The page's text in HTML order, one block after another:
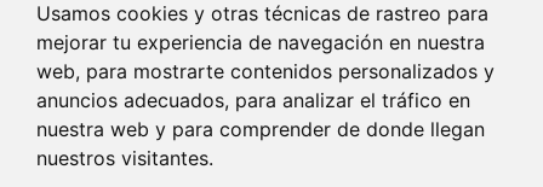
Usamos cookies y otras técnicas de rastreo para
mejorar tu experiencia de navegación en nuestra
web, para mostrarte contenidos personalizados y
anuncios adecuados, para analizar el tráfico en
nuestra web y para comprender de donde llegan
nuestros visitantes.